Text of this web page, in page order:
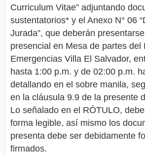
Curriculum Vitae” adjuntando
sustentatorios* y el Anexo N° 06
Jurada”, que deberán
presencial en Mesa de partes del
Emergencias Villa El Salvador,
hasta 1:00 p.m. y de 02:00 p.m.
detallando en el sobre manila,
en la cláusula 9.9 de la presente
Lo señalado en el RÓTULO,
forma legible, así mismo los
presenta debe ser debidamente
firmados.